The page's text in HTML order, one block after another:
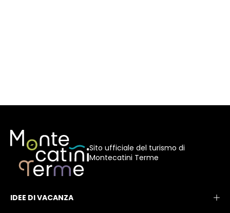
Sito ufficiale del turismo di
Montecatini Terme
IDEE DI VACANZA